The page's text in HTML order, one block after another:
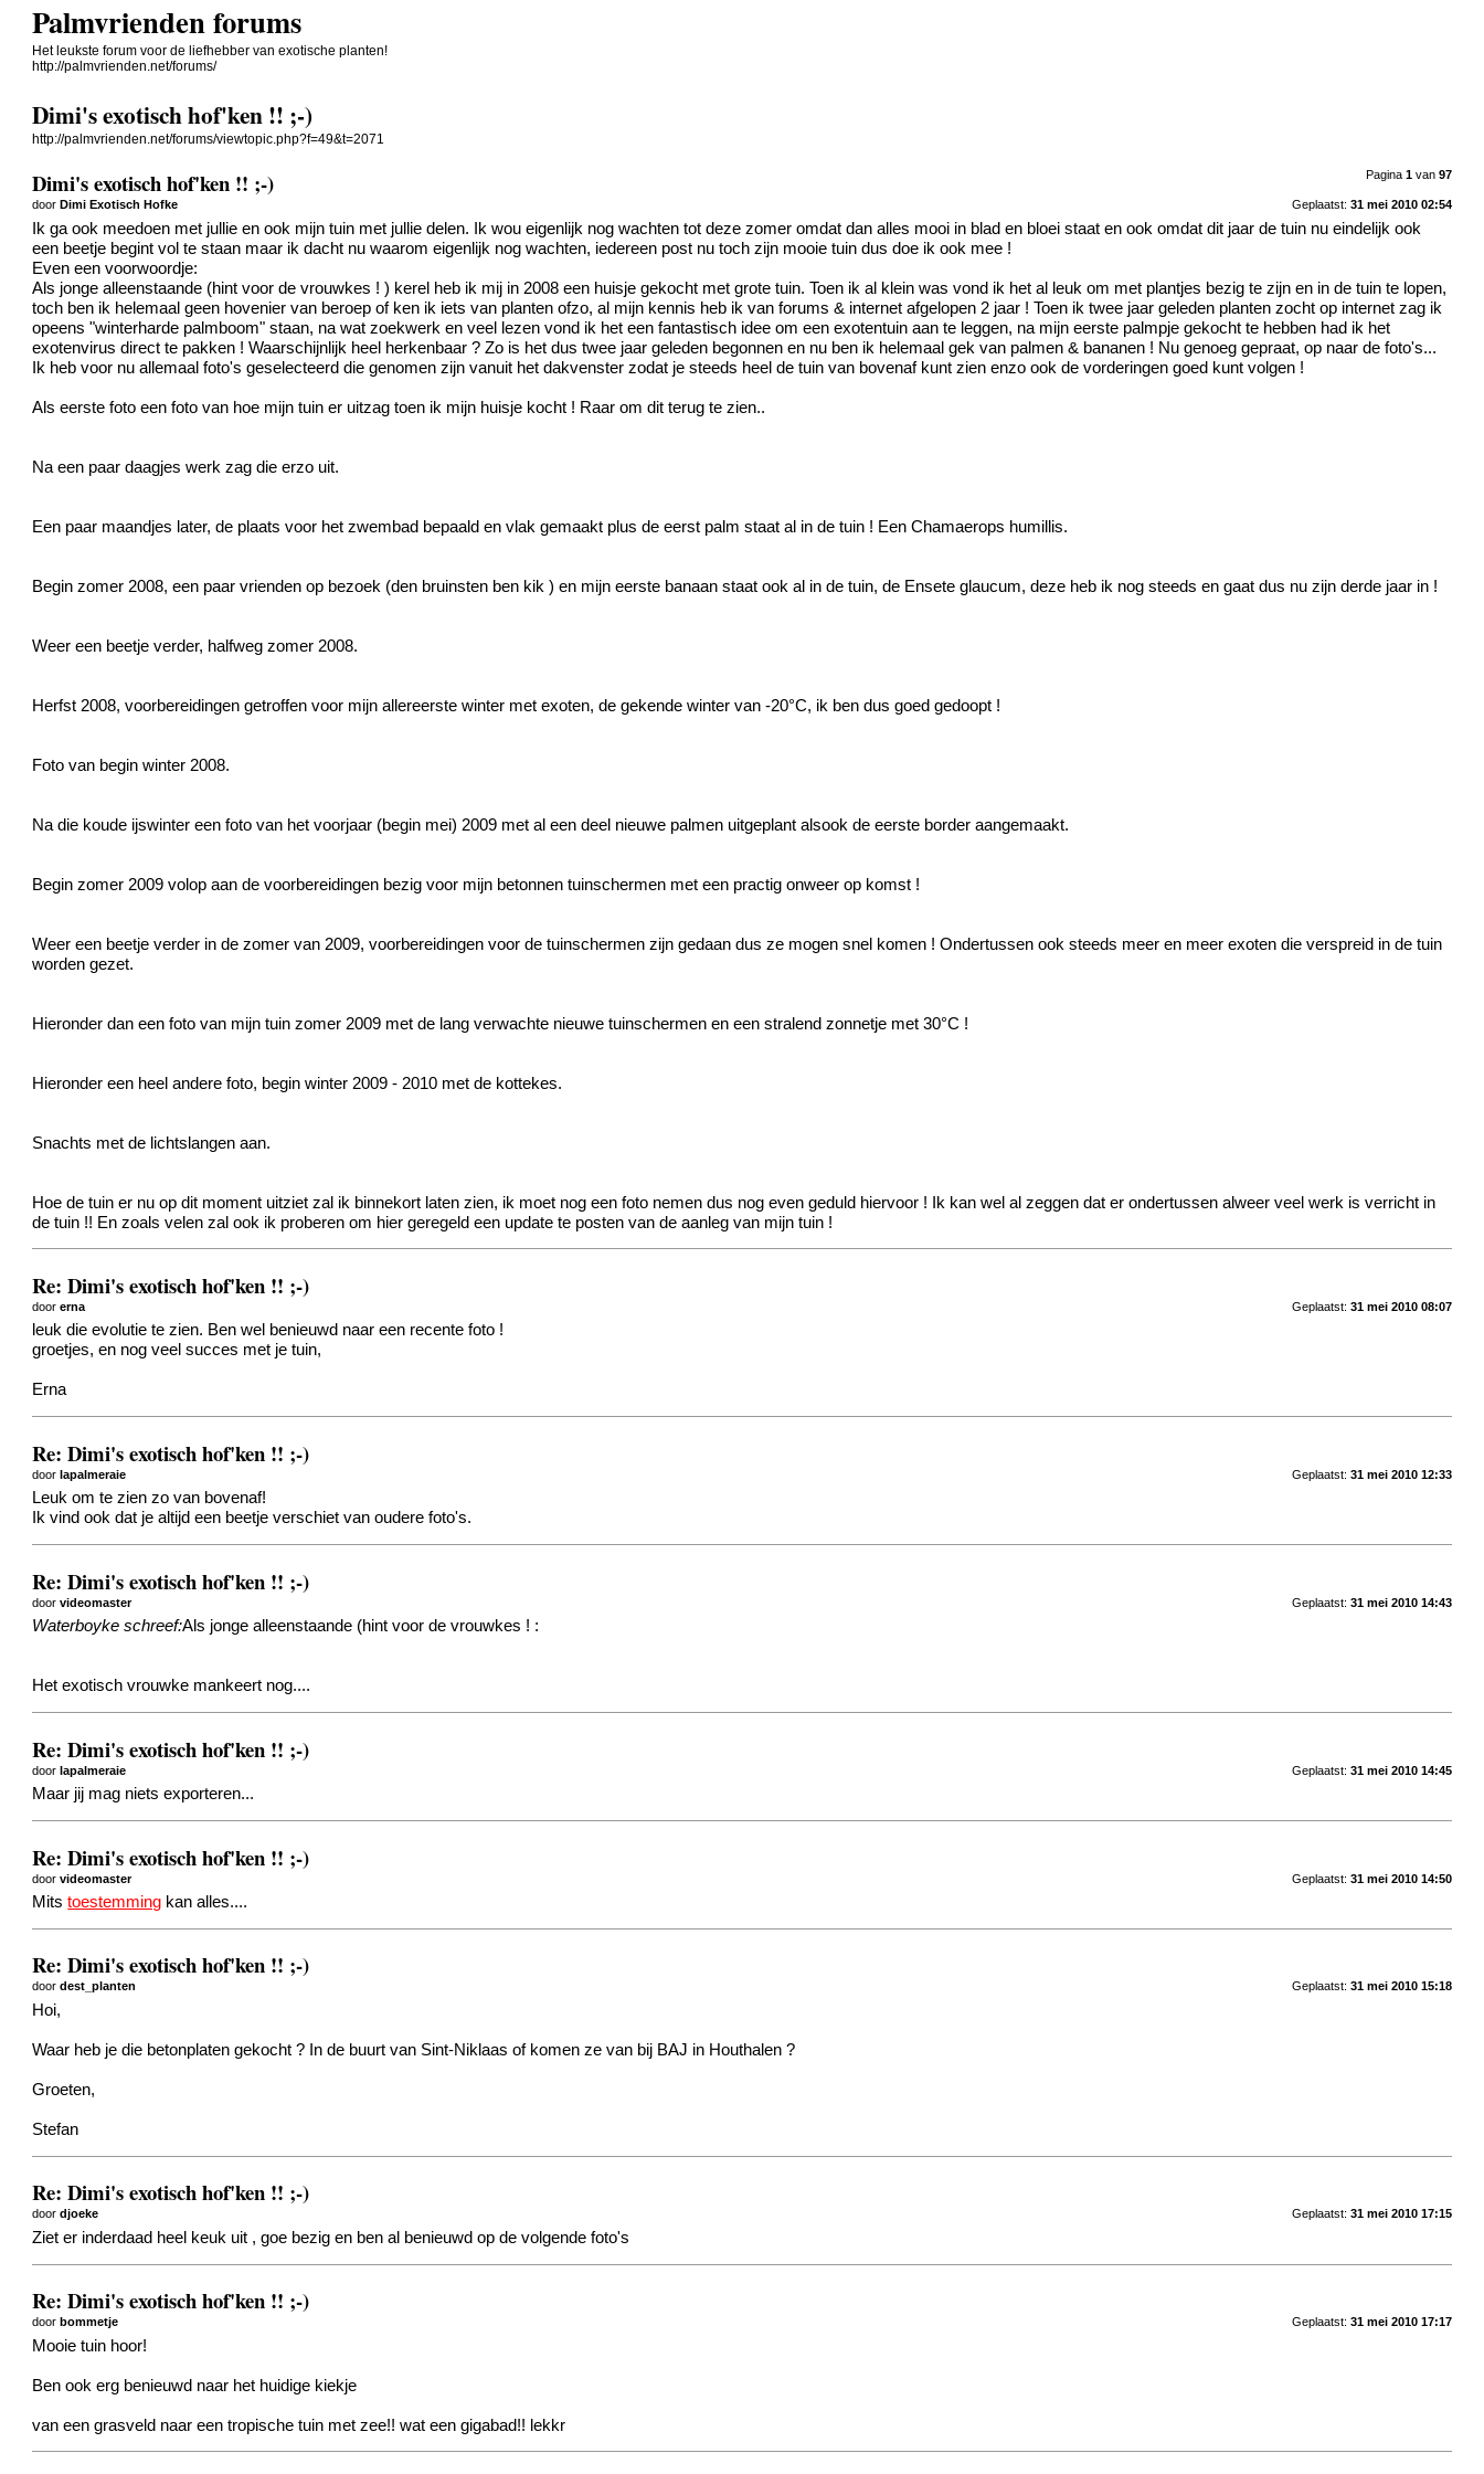
Palmvrienden forums
Het leukste forum voor de liefhebber van exotische planten!
http://palmvrienden.net/forums/
Dimi's exotisch hof'ken !! ;-)
http://palmvrienden.net/forums/viewtopic.php?f=49&t=2071
Pagina 1van 97
Dimi's exotisch hof'ken !! ;-)
Geplaatst: 31 mei 2010 02:54
doorDimi Exotisch Hofke
Ik ga ook meedoen met jullie en ook mijn tuin met jullie delen. Ik wou eigenlijk nog wachten tot deze zomer omdat dan alles mooi in blad en bloei staat en ook omdat dit jaar de tuin nu eindelijk ook
een beetje begint vol te staan maar ik dacht nu waarom eigenlijk nog wachten, iedereen post nu toch zijn mooie tuin dus doe ik ook mee !
Even een voorwoordje:
Als jonge alleenstaande (hint voor de vrouwkes !) kerel heb ik mij in 2008 een huisje gekocht met grote tuin. Toen ik al klein was vond ik het al leuk om met plantjes bezig te zijn en in de tuin te lopen,
toch ben ik helemaal geen hovenier van beroep of ken ik iets van planten ofzo, al mijn kennis heb ik van forums & internet afgelopen 2 jaar ! Toen ik twee jaar geleden planten zocht op internet zag ik
opeens "winterharde palmboom" staan, na wat zoekwerk en veel lezen vond ik het een fantastisch idee om een exotentuin aan te leggen, na mijn eerste palmpje gekocht te hebben had ik het
exotenvirus direct te pakken !Waarschijnlijk heel herkenbaar ?Zo is het dus twee jaar geleden begonnen en nu ben ik helemaal gek van palmen & bananen ! Nu genoeg gepraat, op naar de foto's...
Ik heb voor nu allemaal foto's geselecteerd die genomen zijn vanuit het dakvenster zodat je steeds heel de tuin van bovenaf kunt zien enzo ook de vorderingen goed kunt volgen !
Als eerste foto een foto van hoe mijn tuin er uitzag toen ik mijn huisje kocht ! Raar om dit terug te zien..
Na een paar daagjes werk zag die erzo uit.
Een paar maandjes later, de plaats voor het zwembad bepaald en vlak gemaakt plus de eerst palm staat al in de tuin ! Een Chamaerops humillis.
Begin zomer 2008, een paar vrienden op bezoek (den bruinsten ben kik) en mijn eerste banaan staat ook al in de tuin, de Ensete glaucum, deze heb ik nog steeds en gaat dus nu zijn derde jaar in !
Weer een beetje verder, halfweg zomer 2008.
Herfst 2008, voorbereidingen getroffen voor mijn allereerste winter met exoten, de gekende winter van -20°C, ik ben dus goed gedoopt !
Foto van begin winter 2008.
Na die koude ijswinter een foto van het voorjaar (begin mei) 2009 met al een deel nieuwe palmen uitgeplant alsook de eerste border aangemaakt.
Begin zomer 2009 volop aan de voorbereidingen bezig voor mijn betonnen tuinschermen met een practig onweer op komst !
Weer een beetje verder in de zomer van 2009, voorbereidingen voor de tuinschermen zijn gedaan dus ze mogen snel komen ! Ondertussen ook steeds meer en meer exoten die verspreid in de tuin
worden gezet.
Hieronder dan een foto van mijn tuin zomer 2009 met de lang verwachte nieuwe tuinschermen en een stralend zonnetje met 30°C !
Hieronder een heel andere foto, begin winter 2009 - 2010 met de kottekes.
Snachts met de lichtslangen aan.
Hoe de tuin er nu op dit moment uitziet zal ik binnekort laten zien, ik moet nog een foto nemen dus nog even geduld hiervoor ! Ik kan wel al zeggen dat er ondertussen alweer veel werk is verricht in
de tuin !! En zoals velen zal ook ik proberen om hier geregeld een update te posten van de aanleg van mijn tuin !
Re: Dimi's exotisch hof'ken !! ;-)
Geplaatst: 31 mei 2010 08:07
doorerna
leuk die evolutie te zien. Ben wel benieuwd naar een recente foto !
groetjes, en nog veel succes met je tuin,
Erna
Re: Dimi's exotisch hof'ken !! ;-)
Geplaatst: 31 mei 2010 12:33
doorlapalmeraie
Leuk om te zien zo van bovenaf!
Ik vind ook dat je altijd een beetje verschiet van oudere foto's.
Re: Dimi's exotisch hof'ken !! ;-)
Geplaatst: 31 mei 2010 14:43
doorvideomaster
Waterboyke schreef:Als jonge alleenstaande (hint voor de vrouwkes ! :
Het exotisch vrouwke mankeert nog....
Re: Dimi's exotisch hof'ken !! ;-)
Geplaatst: 31 mei 2010 14:45
doorlapalmeraie
Maar jij mag niets exporteren...
Re: Dimi's exotisch hof'ken !! ;-)
Geplaatst: 31 mei 2010 14:50
doorvideomaster
Mitstoestemming kan alles....
Re: Dimi's exotisch hof'ken !! ;-)
Geplaatst: 31 mei 2010 15:18
doordest_planten
Hoi,
Waar heb je die betonplaten gekocht ? In de buurt van Sint-Niklaas of komen ze van bij BAJ in Houthalen ?
Groeten,
Stefan
Re: Dimi's exotisch hof'ken !! ;-)
Geplaatst: 31 mei 2010 17:15
doordjoeke
Ziet er inderdaad heel keuk uit , goe bezig en ben al benieuwd op de volgende foto's
Re: Dimi's exotisch hof'ken !! ;-)
Geplaatst: 31 mei 2010 17:17
door bommetje
Mooie tuin hoor!
Ben ook erg benieuwd naar het huidige kiekje
van een grasveld naar een tropische tuin met zee!! wat een gigabad!! lekkr